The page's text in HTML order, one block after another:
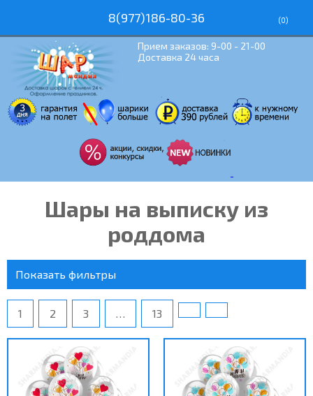
8(977)186-80-36 (0)
Прием заказов: 9-00 - 21-00
Доставка 24 часа
Шары на выписку из
роддома
Показать фильтры
1 2 3 … 13